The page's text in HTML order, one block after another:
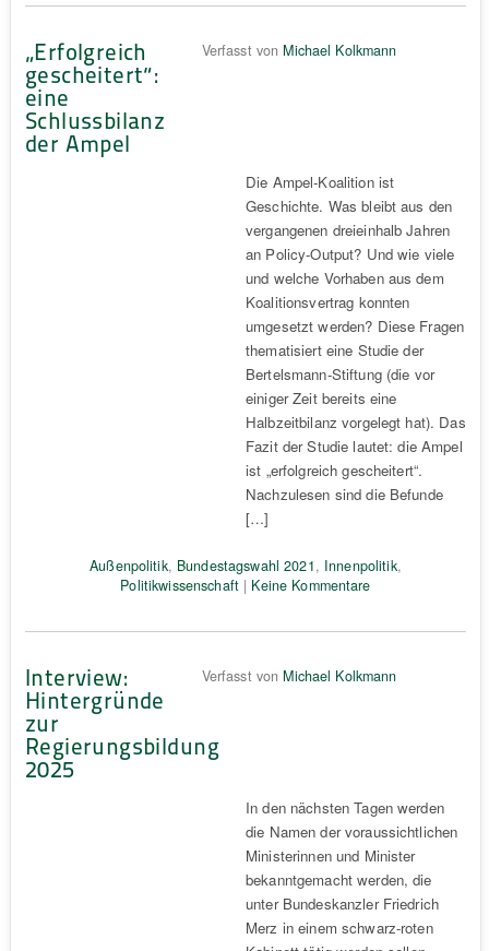
„Erfolgreich
gescheitert“:
eine
Schlussbilanz
der Ampel
Verfasst von Michael Kolkmann
Die Ampel-Koalition ist
Geschichte. Was bleibt aus den
vergangenen dreieinhalb Jahren
an Policy-Output? Und wie viele
und welche Vorhaben aus dem
Koalitionsvertrag konnten
umgesetzt werden? Diese Fragen
thematisiert eine Studie der
Bertelsmann-Stiftung (die vor
einiger Zeit bereits eine
Halbzeitbilanz vorgelegt hat). Das
Fazit der Studie lautet: die Ampel
ist „erfolgreich gescheitert“.
Nachzulesen sind die Befunde
[…]
Außenpolitik, Bundestagswahl 2021, Innenpolitik,
Politikwissenschaft| Keine Kommentare
Interview:
Hintergründe
zur
Regierungsbildung
2025
Verfasst von Michael Kolkmann
In den nächsten Tagen werden
die Namen der voraussichtlichen
Ministerinnen und Minister
bekanntgemacht werden, die
unter Bundeskanzler Friedrich
Merz in einem schwarz-roten